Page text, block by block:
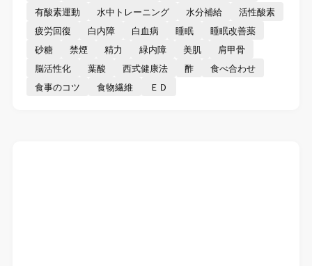
有酸素運動
水中トレーニング 水分補給
活性酸素
疲労回復
白内障 白血病 睡眠
睡眠改善薬
砂糖
禁煙 精力 緑内障 美肌
肩甲骨
脳活性化
葉酸 西式健康法 酢
食べ合わせ
食事のコツ
食物繊維 ＥＤ